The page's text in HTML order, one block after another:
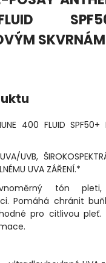
400 FLUID SPF50+
UVB,
UVA ZÁŘENÍ.*
tón
Pomáhá chránit
pro citlivou